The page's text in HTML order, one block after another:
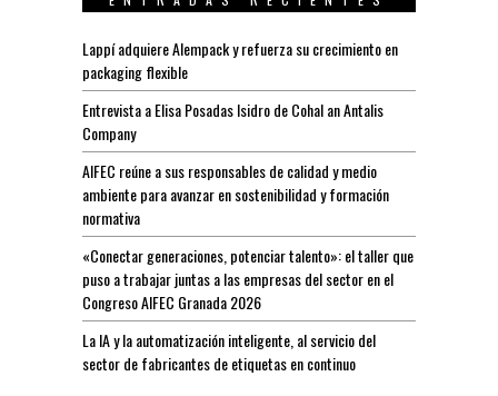
Lappí adquiere Alempack y refuerza su crecimiento en
packaging flexible
Entrevista a Elisa Posadas Isidro de Cohal an Antalis
Company
AIFEC reúne a sus responsables de calidad y medio
ambiente para avanzar en sostenibilidad y formación
normativa
«Conectar generaciones, potenciar talento»: el taller que
puso a trabajar juntas a las empresas del sector en el
Congreso AIFEC Granada 2026
La IA y la automatización inteligente, al servicio del
sector de fabricantes de etiquetas en continuo